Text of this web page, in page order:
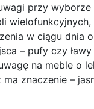
przy
w ciągu
– pufy czy
na meble o
znaczenie –